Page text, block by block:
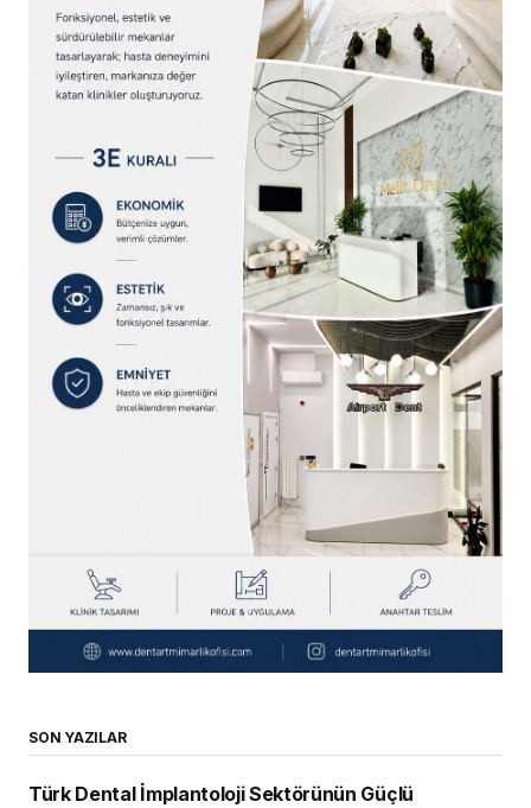
SON YAZILAR
Türk Dental İmplantoloji Sektörünün Güçlü